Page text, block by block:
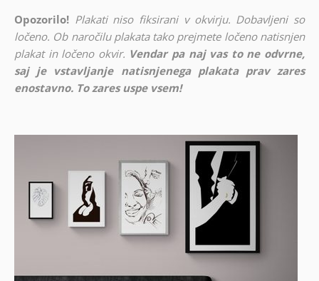
Opozorilo! Plakati niso fiksirani v okvirju. Dobavljeni so
ločeno. Ob naročilu plakata tako prejmete ločeno natisnjen
plakat in ločeno okvir. Vendar pa naj vas to ne odvrne,
saj je vstavljanje natisnjenega plakata prav zares
enostavno. To zares uspe vsem!